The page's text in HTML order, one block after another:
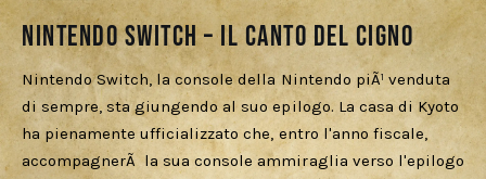
Nintendo switch – Il canto del cigno
Nintendo Switch, la console della Nintendo piÃ¹ venduta
di sempre, sta giungendo al suo epilogo. La casa di Kyoto
ha pienamente ufficializzato che, entro l'anno fiscale,
accompagnerÃ la sua console ammiraglia verso l'epilogo